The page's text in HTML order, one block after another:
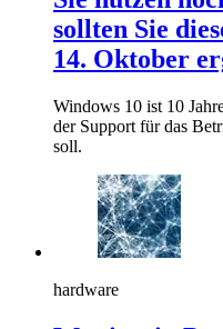
sollten Sie
14. Oktober
Windows 10 ist 10
der Support für das
soll.
hardware